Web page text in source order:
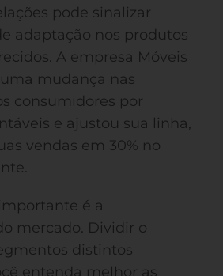
pode sinalizar
adaptação nos produtos
A empresa Móveis
mudança nas
consumidores por
e ajustou sua linha,
vendas em 30% no
é a
mercado. Dividir o
distintos
entenda melhor as